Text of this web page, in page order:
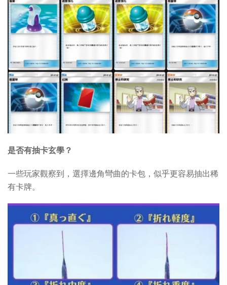
是否有抽卡玄學？
一些玩家觀察到，選擇邊角彎曲的卡包，似乎更容易抽出稀
有卡牌。